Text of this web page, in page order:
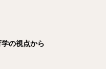
の視点から